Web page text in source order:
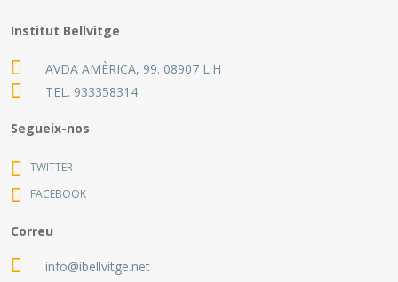
Institut Bellvitge
AVDA AMÈRICA, 99. 08907 L'H
TEL. 933358314
Segueix-nos
TWITTER
FACEBOOK
Correu
info@ibellvitge.net